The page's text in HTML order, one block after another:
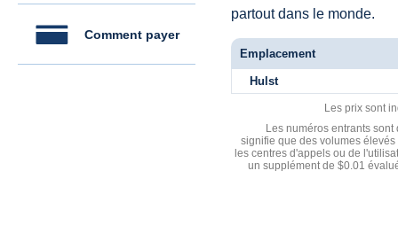
Comment payer
partout dans le monde.
Emplacement
Hulst
Les prix sont
Les numéros entrants
signifie que des volumes
les centres d'appels ou de
un supplément de $0.01